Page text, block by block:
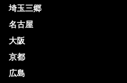
埼玉三郷
名古屋
大阪
京都
広島